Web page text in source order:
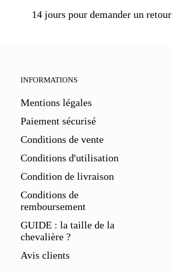
14 jours pour demander un retour
INFORMATIONS
Mentions légales
Paiement sécurisé
Conditions de vente
Conditions d'utilisation
Condition de livraison
Conditions de
remboursement
GUIDE : la taille de la
chevalière ?
Avis clients